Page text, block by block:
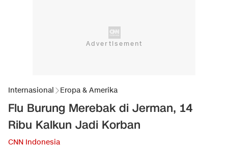
Internasional Eropa & Amerika
Flu Burung Merebak di Jerman, 14
Ribu Kalkun Jadi Korban
CNN Indonesia